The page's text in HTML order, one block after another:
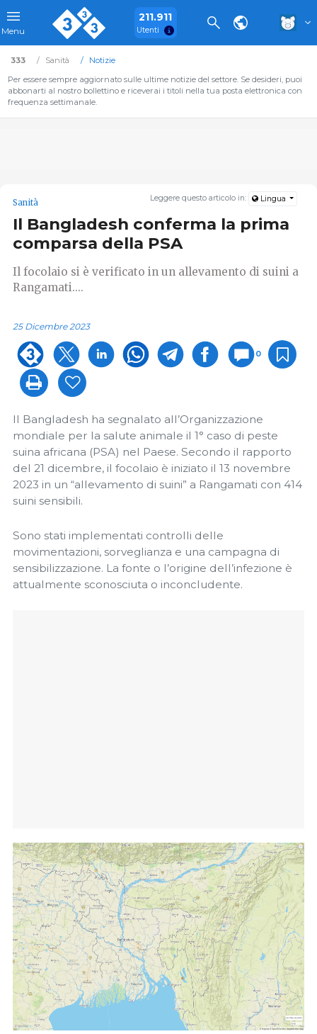
Menu
211.911
Utenti
333 Sanità
Notizie
Per essere sempre aggiornato sulle ultime notizie del settore. Se desideri, puoi
abbonarti al nostro bollettino e riceverai i titoli nella tua posta elettronica con
frequenza settimanale.
Leggere questo articolo in: Lingua
Sanità
Il Bangladesh conferma la prima
comparsa della PSA
Il focolaio si è verificato in un allevamento di suini a
Rangamati....
25 Dicembre 2023
0
Il Bangladesh ha segnalato all’Organizzazione
mondiale per la salute animale il 1° caso di peste
suina africana (PSA) nel Paese. Secondo il rapporto
del 21 dicembre, il focolaio è iniziato il 13 novembre
2023 in un “allevamento di suini” a Rangamati con 414
suini sensibili.
Sono stati implementati controlli delle
movimentazioni, sorveglianza e una campagna di
sensibilizzazione. La fonte o l’origine dell’infezione è
attualmente sconosciuta o inconcludente.